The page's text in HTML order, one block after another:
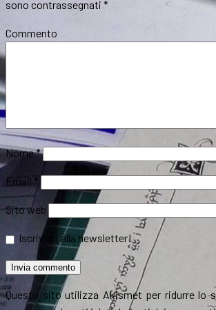
sono contrassegnati *
Nome*
Email *
Sito web
Iscrivimi alla newsletter!
Questo sito utilizza Akismet per ridurre lo